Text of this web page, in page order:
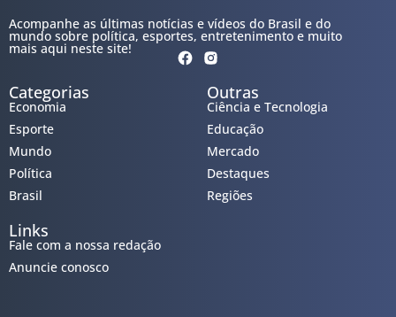
Acompanhe as últimas notícias e vídeos do Brasil e do
mundo sobre política, esportes, entretenimento e muito
mais aqui neste site!
Categorias
Economia
Esporte
Mundo
Política
Brasil
Outras
Ciência e Tecnologia
Educação
Mercado
Destaques
Regiões
Links
Fale com a nossa redação
Anuncie conosco